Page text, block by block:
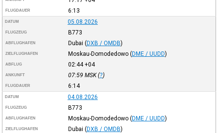
FLUGDAUER 6:13
DATUM 05.08.2026
FLUGZEUG B773
ABFLUGHAFEN Dubai (DXB / OMDB)
ZIELFLUGHAFEN Moskau-Domodedowo (DME / UUDD)
ABFLUG 02:44+04
ANKUNFT 07:59 MSK(?)
FLUGDAUER 6:14
DATUM 04.08.2026
FLUGZEUG B773
ABFLUGHAFEN Moskau-Domodedowo (DME / UUDD)
ZIELFLUGHAFEN Dubai (DXB / OMDB)